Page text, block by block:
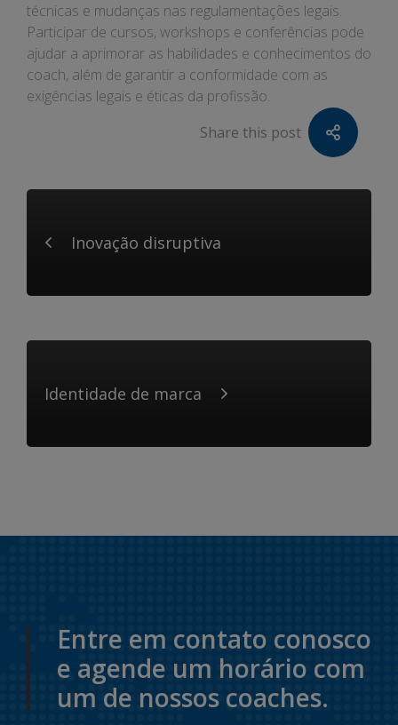
técnicas e mudanças nas regulamentações legais.
Participar de cursos, workshops e conferências pode
ajudar a aprimorar as habilidades e conhecimentos do
coach, além de garantir a conformidade com as
exigências legais e éticas da profissão.
Share this post
Inovação disruptiva
Identidade de marca
Entre em contato conosco
e agende um horário com
um de nossos coaches.